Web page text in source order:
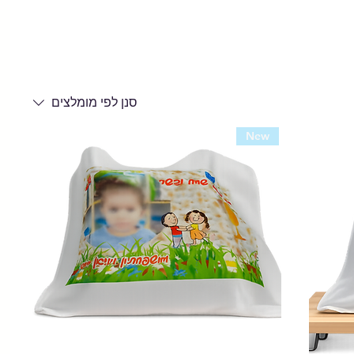
סנן לפי מומלצים
New